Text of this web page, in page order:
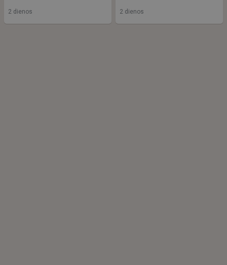
2 dienos 2 dienos